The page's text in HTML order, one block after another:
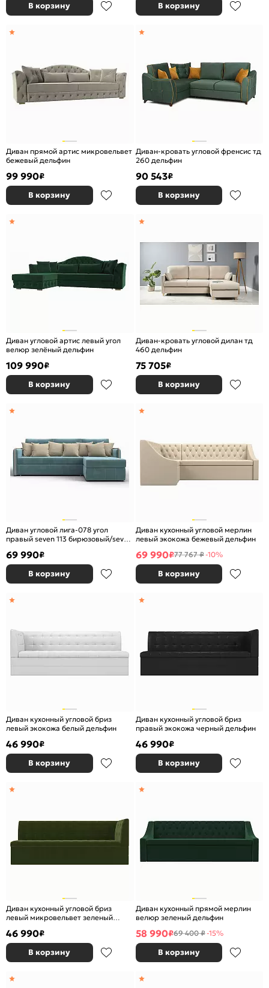
В корзину В корзину
Диван прямой артис микровельвет
бежевый дельфин
99 990₽
В корзину
Диван-кровать угловой френсис тд
260 дельфин
90 543₽
В корзину
Диван угловой артис левый угол
велюр зелёный дельфин
109 990₽
В корзину
Диван-кровать угловой дилан тд
460 дельфин
75 705₽
В корзину
Диван угловой лига-078 угол
правый seven 113 бирюзовый/seven
69 990₽
В корзину
Диван кухонный угловой мерлин
левый экокожа бежевый дельфин
69 990₽77 767 ₽-10%
В корзину
Диван кухонный угловой бриз
левый экокожа белый дельфин
46 990₽
В корзину
Диван кухонный угловой бриз
правый экокожа черный дельфин
46 990₽
В корзину
Диван кухонный угловой бриз
левый микровельвет зеленый
46 990₽
В корзину
Диван кухонный прямой мерлин
велюр зеленый дельфин
58 990₽69 400 ₽-15%
В корзину